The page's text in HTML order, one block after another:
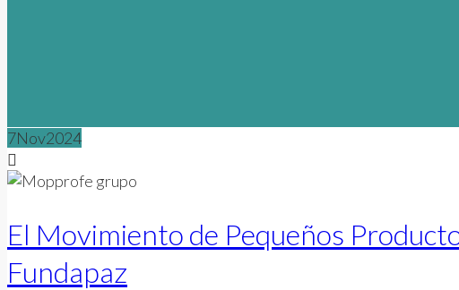
7Nov2024
El Movimiento de Pequeños
Fundapaz